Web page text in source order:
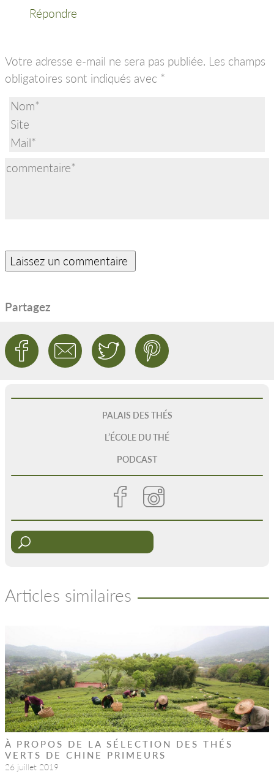
Répondre
Votre adresse e-mail ne sera pas publiée. Les champs
obligatoires sont indiqués avec *
Partagez
PALAIS DES THÉS
L’ÉCOLE DU THÉ
PODCAST
Articles similaires
À PROPOS DE LA SÉLECTION DES THÉS
VERTS DE CHINE PRIMEURS
26 juillet 2019